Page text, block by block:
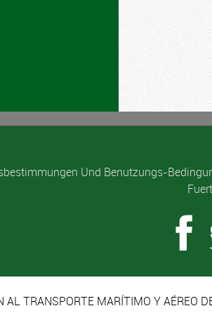
Und Benutzungs-
AL TRANSPORTE MARÍTIMO Y AÉREO